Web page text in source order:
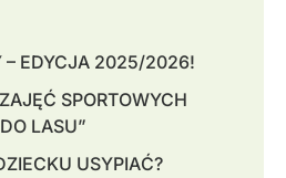
– EDYCJA 2025/2026!
SPORTOWYCH
LASU”
USYPIAĆ?